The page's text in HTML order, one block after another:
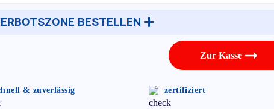
BESTELLEN
Zur Kasse
& zuverlässig zertifiziert